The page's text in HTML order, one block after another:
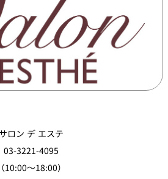
サロン デ エステ
03-3221-4095
（10:00～18:00）